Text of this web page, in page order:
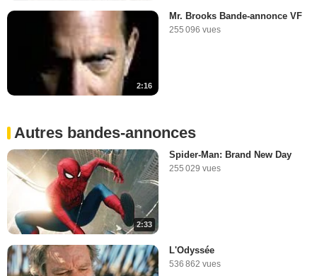
2:16
Mr. Brooks Bande-annonce VF
255 096 vues
Autres bandes-annonces
2:33
Spider-Man: Brand New Day
255 029 vues
L'Odyssée
536 862 vues